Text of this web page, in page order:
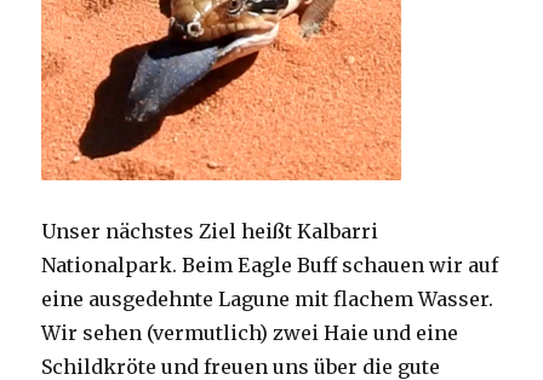
Unser nächstes Ziel heißt Kalbarri
Nationalpark. Beim Eagle Buff schauen wir auf
eine ausgedehnte Lagune mit flachem Wasser.
Wir sehen (vermutlich) zwei Haie und eine
Schildkröte und freuen uns über die gute